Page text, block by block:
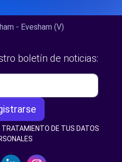
- Evesham (V)
boletín de noticias:
TRATAMIENTO DE TUS DATOS